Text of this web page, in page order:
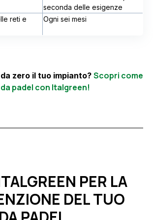
seconda delle esigenze
reti e
Ogni sei mesi
zero il tuo impianto? Scopri come
padel con Italgreen!
PER LA
DEL TUO